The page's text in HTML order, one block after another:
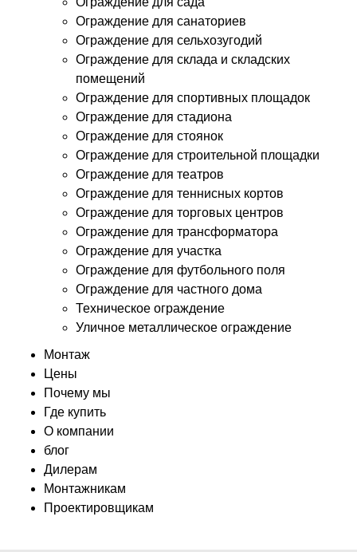
Ограждение для санаториев
Ограждение для сельхозугодий
Ограждение для склада и складских
помещений
Ограждение для спортивных площадок
Ограждение для стадиона
Ограждение для стоянок
Ограждение для строительной площадки
Ограждение для театров
Ограждение для теннисных кортов
Ограждение для торговых центров
Ограждение для трансформатора
Ограждение для участка
Ограждение для футбольного поля
Ограждение для частного дома
Техническое ограждение
Уличное металлическое ограждение
Монтаж
Цены
Почему мы
Где купить
О компании
блог
Дилерам
Монтажникам
Проектировщикам